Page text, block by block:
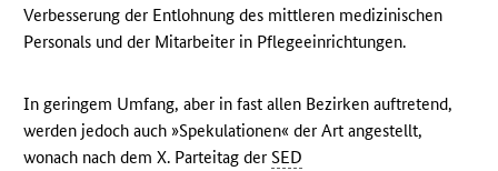
Verbesserung der Entlohnung des mittleren medizinischen
Personals und der Mitarbeiter in Pflegeeinrichtungen.
In geringem Umfang, aber in fast allen Bezirken auftretend,
werden jedoch auch »Spekulationen« der Art angestellt,
wonach nach dem X. Parteitag derSED